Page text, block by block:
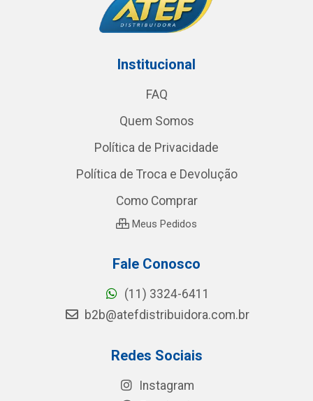
Institucional
FAQ
Quem Somos
Política de Privacidade
Política de Troca e Devolução
Como Comprar
Meus Pedidos
Fale Conosco
(11) 3324-6411
b2b@atefdistribuidora.com.br
Redes Sociais
Instagram